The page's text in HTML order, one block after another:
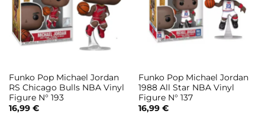
Funko Pop Michael Jordan
RS Chicago Bulls NBA Vinyl
Figure N° 193
16,99 €
Funko Pop Michael Jordan
1988 All Star NBA Vinyl
Figure N° 137
16,99 €